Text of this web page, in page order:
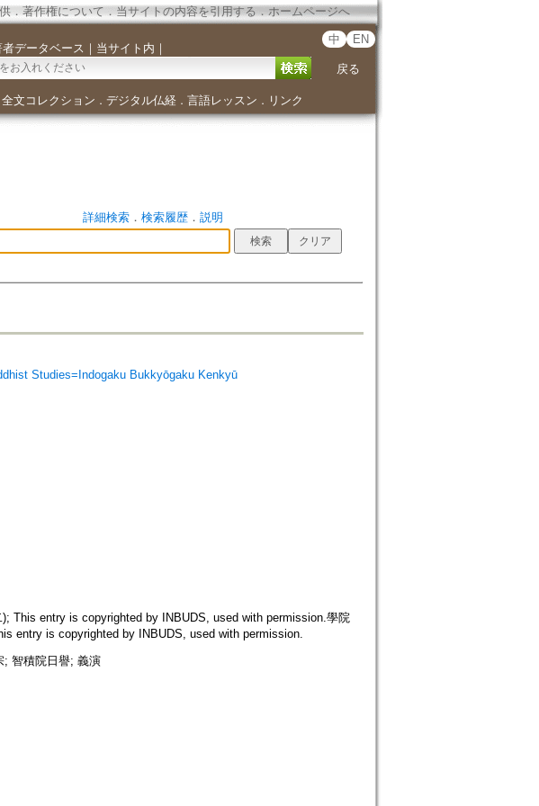
． 著作権について．当サイトの内容を引用する ． ホームページへ
データベース ｜ 当サイト内 ｜
中 EN
戻る
全文コレクション ． デジタル仏経． 言語レッスン ． リンク
詳細検索． 検索履歴． 説明
Studies=Indogaku Bukkyōgaku Kenkyū
This entry is copyrighted by INBUDS, used with permission.學院
entry is copyrighted by INBUDS, used with permission.
; 智積院日譽; 義演